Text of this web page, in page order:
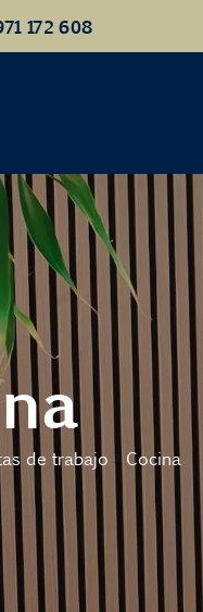
172 608
de trabajo Cocina